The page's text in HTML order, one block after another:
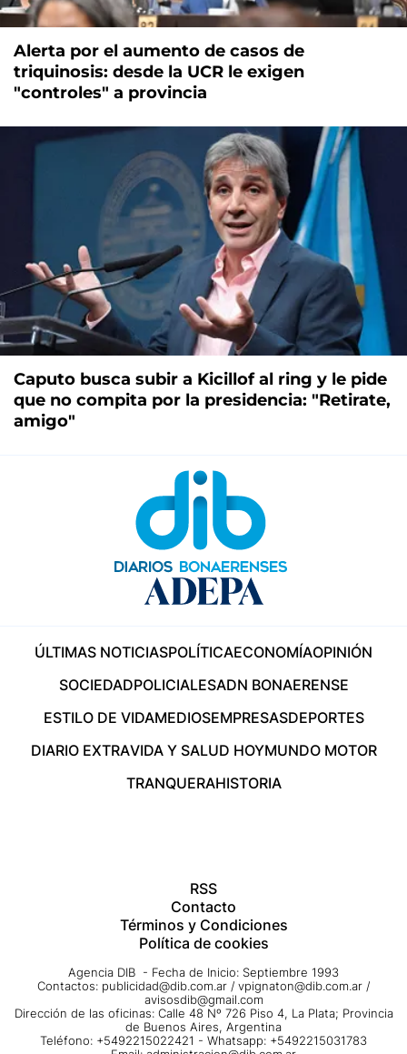
Alerta por el aumento de casos de
triquinosis: desde la UCR le exigen
"controles" a provincia
Caputo busca subir a Kicillof al ring y le pide
que no compita por la presidencia: "Retirate,
amigo"
ÚLTIMAS NOTICIASPOLÍTICAECONOMÍAOPINIÓN
SOCIEDADPOLICIALESADN BONAERENSE
ESTILO DE VIDAMEDIOSEMPRESASDEPORTES
DIARIO EXTRAVIDA Y SALUD HOYMUNDO MOTOR
TRANQUERAHISTORIA
RSS
Contacto
Términos y Condiciones
Política de cookies
Agencia DIB - Fecha de Inicio: Septiembre 1993
Contactos: publicidad@dib.com.ar / vpignaton@dib.com.ar /
avisosdib@gmail.com
Dirección de las oficinas: Calle 48 Nº 726 Piso 4, La Plata; Provincia
de Buenos Aires, Argentina
Teléfono: +5492215022421 - Whatsapp: +5492215031783